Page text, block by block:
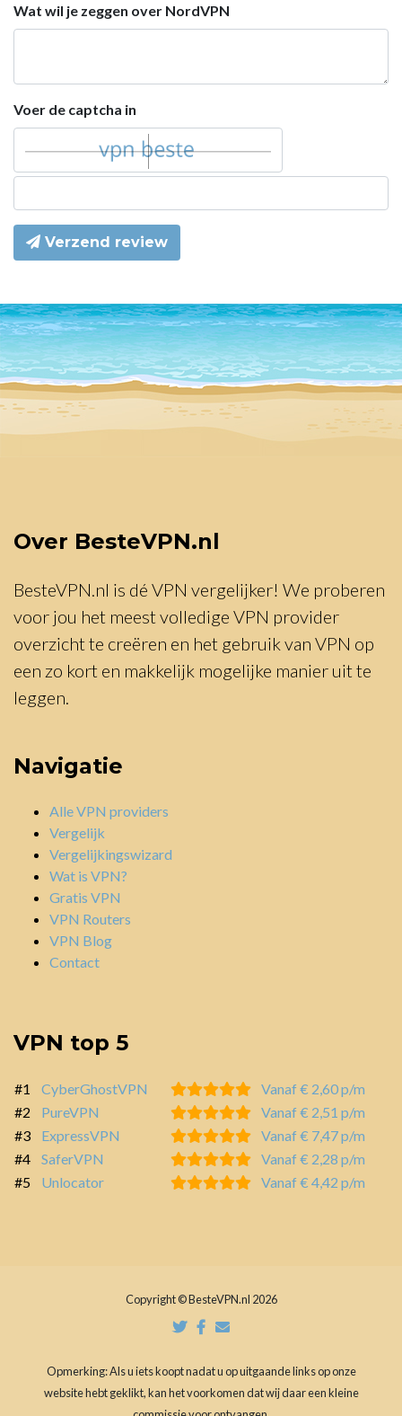
Wat wil je zeggen over NordVPN
Voer de captcha in
Verzend review
Over BesteVPN.nl
BesteVPN.nl is dé VPN vergelijker! We proberen
voor jou het meest volledige VPN provider
overzicht te creëren en het gebruik van VPN op
een zo kort en makkelijk mogelijke manier uit te
leggen.
Navigatie
Alle VPN providers
Vergelijk
Vergelijkingswizard
Wat is VPN?
Gratis VPN
VPN Routers
VPN Blog
Contact
VPN top 5
#1 CyberGhostVPN
Vanaf € 2,60 p/m
#2
PureVPN
Vanaf € 2,51 p/m
#3
ExpressVPN
Vanaf € 7,47 p/m
#4
SaferVPN
Vanaf € 2,28 p/m
#5
Unlocator Vanaf € 4,42 p/m
Copyright © BesteVPN.nl 2026
Opmerking: Als u iets koopt nadat u op uitgaande links op onze
website hebt geklikt, kan het voorkomen dat wij daar een kleine